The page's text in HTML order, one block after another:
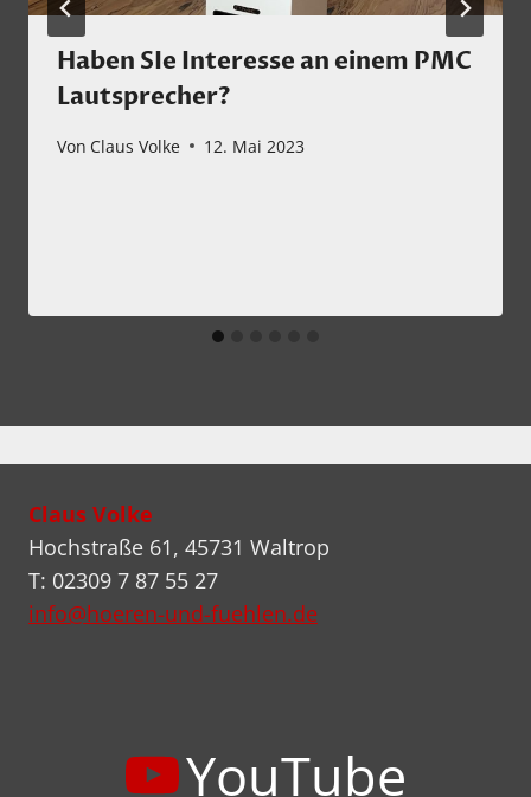
Haben SIe Interesse an einem PMC
Lautsprecher?
Von Claus Volke 12. Mai 2023
Claus Volke
Hochstraße 61, 45731 Waltrop
T: 02309 7 87 55 27
info@hoeren-und-fuehlen.de
YouTube